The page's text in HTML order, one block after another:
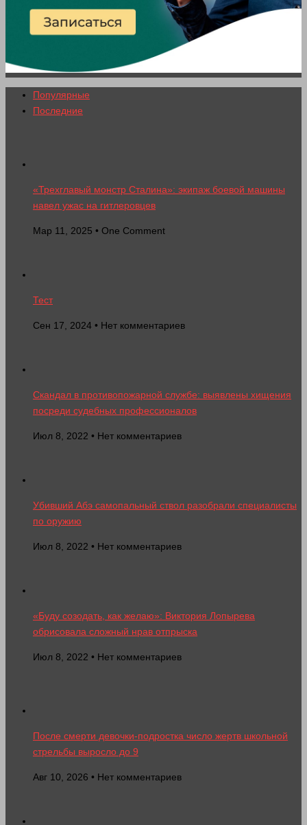
Популярные
Последние
«Трехглавый монстр Сталина»: экипаж боевой машины
навел ужас на гитлеровцев
Мар 11, 2025 • One Comment
Тест
Сен 17, 2024 • Нет комментариев
Скандал в противопожарной службе: выявлены хищения
посреди судебных профессионалов
Июл 8, 2022 • Нет комментариев
Убивший Абэ самопальный ствол разобрали специалисты
по оружию
Июл 8, 2022 • Нет комментариев
«Буду созодать, как желаю»: Виктория Лопырева
обрисовала сложный нрав отпрыска
Июл 8, 2022 • Нет комментариев
После смерти девочки-подростка число жертв школьной
стрельбы выросло до 9
Авг 10, 2026 • Нет комментариев